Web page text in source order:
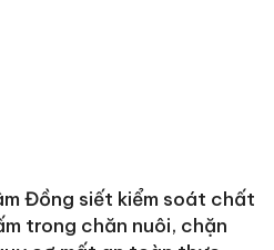
Đồng siết kiểm soát chất
trong chăn nuôi, chặn